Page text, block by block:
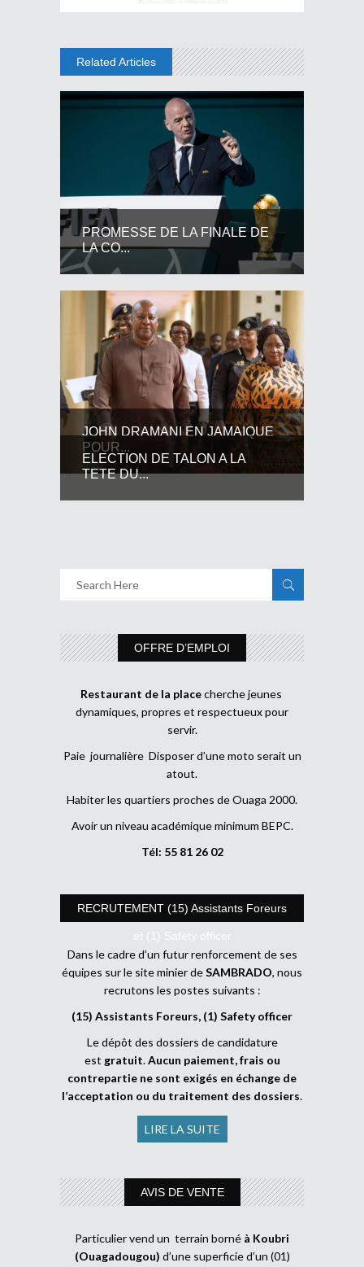
Related Articles
PROMESSE DE LA FINALE DE
LA CO...
JOHN DRAMANI EN JAMAIQUE
POUR...
ELECTION DE TALON A LA
TETE DU...
OFFRE D’EMPLOI
Restaurant de la placecherche jeunes
dynamiques, propres et respectueux pour
servir.
Paie journalière Disposer d’une moto serait un
atout.
Habiter les quartiers proches de Ouaga 2000.
Avoir un niveau académique minimum BEPC.
Tél: 55 81 26 02
RECRUTEMENT (15) Assistants Foreurs
et (1) Safety officer
Dans le cadre d’un futur renforcement de ses
équipes sur le site minier deSAMBRADO, nous
recrutons les postes suivants :
(15) Assistants Foreurs, (1) Safety officer
Le dépôt des dossiers de candidature
est gratuit.Aucun paiement, frais ou
contrepartie ne sont exigés en échange de
l’acceptation ou du traitement des dossiers.
LIRE LA SUITE
AVIS DE VENTE
Particulier vend un terrain borné à Koubri
(Ouagadougou) d’une superficie d’un (01)